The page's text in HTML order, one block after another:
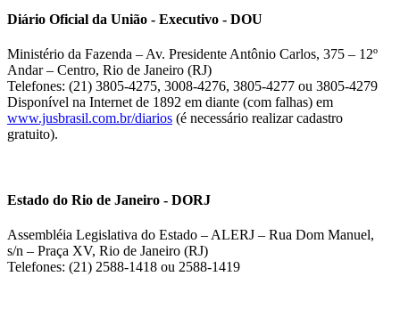
Diário Oficial da União - Executivo - DOU
Ministério da Fazenda – Av. Presidente Antônio Carlos, 375 – 12º
Andar – Centro, Rio de Janeiro (RJ)
Telefones: (21) 3805-4275, 3008-4276, 3805-4277 ou 3805-4279
Disponível na Internet de 1892 em diante (com falhas) em
www.jusbrasil.com.br/diarios (é necessário realizar cadastro
gratuito).
Estado do Rio de Janeiro - DORJ
Assembléia Legislativa do Estado – ALERJ – Rua Dom Manuel,
s/n – Praça XV, Rio de Janeiro (RJ)
Telefones: (21) 2588-1418 ou 2588-1419